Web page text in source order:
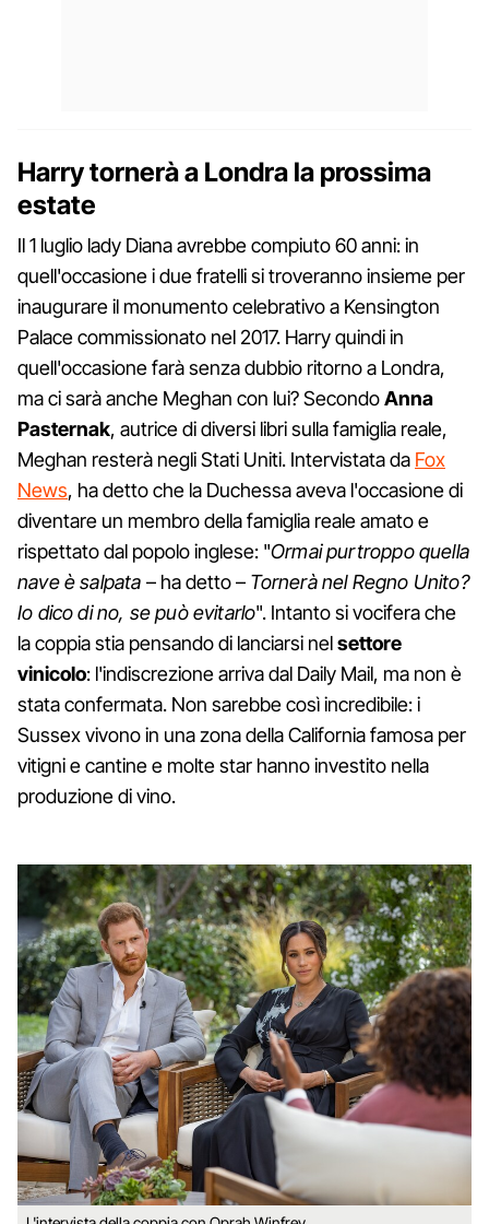
Harry tornerà a Londra la prossima
estate
Il 1 luglio lady Diana avrebbe compiuto 60 anni: in
quell'occasione i due fratelli si troveranno insieme per
inaugurare il monumento celebrativo a Kensington
Palace commissionato nel 2017. Harry quindi in
quell'occasione farà senza dubbio ritorno a Londra,
ma ci sarà anche Meghan con lui? SecondoAnna
Pasternak, autrice di diversi libri sulla famiglia reale,
Meghan resterà negli Stati Uniti. Intervistata da Fox
News, ha detto che la Duchessa aveva l'occasione di
diventare un membro della famiglia reale amato e
rispettato dal popolo inglese: "Ormai purtroppo quella
nave è salpata – ha detto – Tornerà nel Regno Unito?
Io dico di no, se può evitarlo". Intanto si vocifera che
la coppia stia pensando di lanciarsi nelsettore
vinicolo: l'indiscrezione arriva dal Daily Mail, ma non è
stata confermata. Non sarebbe così incredibile: i
Sussex vivono in una zona della California famosa per
vitigni e cantine e molte star hanno investito nella
produzione di vino.